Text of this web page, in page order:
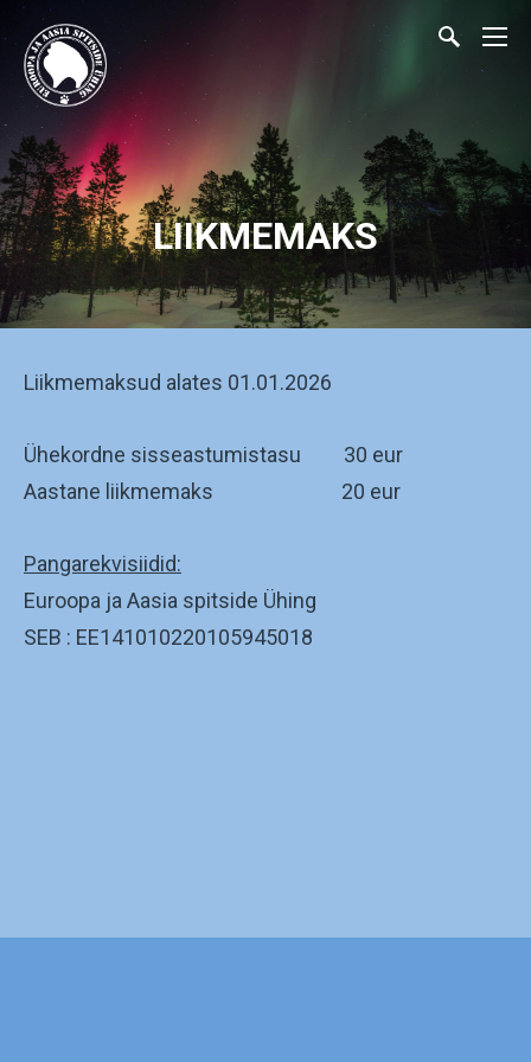
LIIKMEMAKS
Liikmemaksud alates 01.01.2026
Ühekordne sisseastumistasu 30 eur
Aastane liikmemaks 20 eur
Pangarekvisiidid:
Euroopa ja Aasia spitside Ühing
SEB : EE141010220105945018